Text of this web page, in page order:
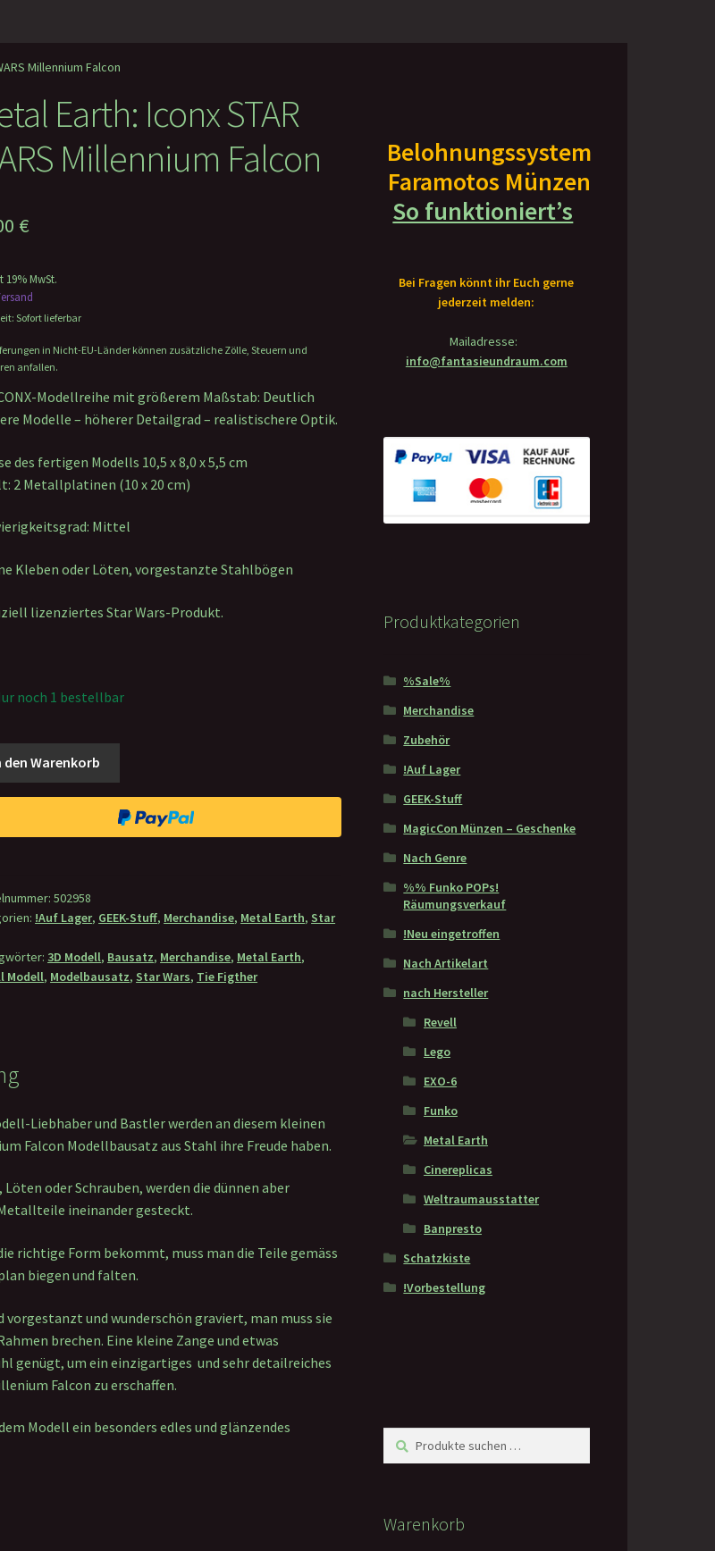
Millennium Falcon
Earth: Iconx STAR
Millennium Falcon
€
19% MwSt.
Sofort lieferbar
in Nicht-EU-Länder können zusätzliche Zölle, Steuern und
anfallen.
Modellreihe mit größerem Maßstab: Deutlich
Modelle – höherer Detailgrad – realistischere Optik.
des fertigen Modells 10,5 x 8,0 x 5,5 cm
2 Metallplatinen (10 x 20 cm)
Mittel
Kleben oder Löten, vorgestanzte Stahlbögen
lizenziertes Star Wars-Produkt.
noch 1 bestellbar
den Warenkorb
502958
!Auf Lager, GEEK-Stuff, Merchandise, Metal Earth,Star
3D Modell, Bausatz, Merchandise, Metal Earth,
Modell, Modelbausatz,Star Wars, Tie Figther
Liebhaber und Bastler werden an diesem kleinen
Falcon Modellbausatz aus Stahl ihre Freude haben.
oder Schrauben, werden die dünnen aber
ineinander gesteckt.
richtige Form bekommt, muss man die Teile gemäss
biegen und falten.
vorgestanzt und wunderschön graviert, man muss sie
brechen. Eine kleine Zange und etwas
genügt, um ein einzigartiges und sehr detailreiches
Falcon zu erschaffen.
Modell ein besonders edles und glänzendes
Belohnungssystem
Faramotos Münzen
So funktioniert’s
Bei Fragen könnt ihr Euch gerne
jederzeit melden:
Mailadresse:
info@fantasieundraum.com
Produktkategorien
%Sale%
Merchandise
Zubehör
!Auf Lager
GEEK-Stuff
MagicCon Münzen – Geschenke
Nach Genre
%% Funko POPs!
Räumungsverkauf
!Neu eingetroffen
Nach Artikelart
nach Hersteller
Revell
Lego
EXO-6
Funko
Metal Earth
Cinereplicas
Weltraumausstatter
Banpresto
Schatzkiste
!Vorbestellung
Suchen
nach:
Suchen
Warenkorb